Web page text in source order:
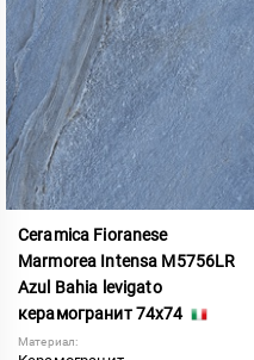
Ceramica Fioranese
Marmorea Intensa M5756LR
Azul Bahia levigato
керамогранит 74x74
Материал: